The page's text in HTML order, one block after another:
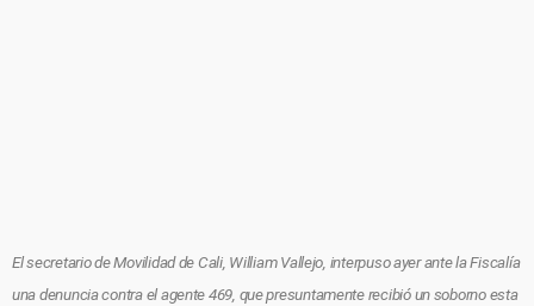
El secretario de Movilidad de Cali, William Vallejo, interpuso ayer ante la Fiscalía
una denuncia contra el agente 469, que presuntamente recibió un soborno esta